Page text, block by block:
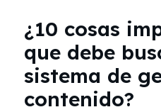
¿10 cosas
que debe
sistema de
contenido?